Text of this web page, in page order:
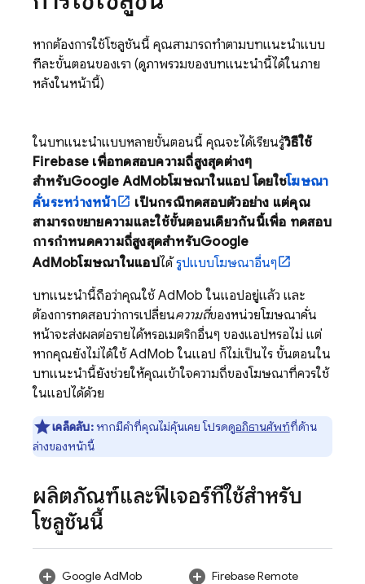
หากต้องการใช้โซลูชันนี้ คุณสามารถทำตามบทแนะนำแบบ
ทีละขั้นตอนของเรา (ดูภาพรวมของบทแนะนำนี้ได้ในภาย
หลังในหน้านี้)
ในบทแนะนำแบบหลายขั้นตอนนี้ คุณจะได้เรียนรู้วิธีใช้
Firebase เพื่อทดสอบความถี่สูงสุดต่างๆ
สำหรับGoogle AdMobโฆษณาในแอป โดยใช้โฆษณา
คั่นระหว่างหน้า
เป็นกรณีทดสอบตัวอย่าง แต่คุณ
สามารถขยายความและใช้ขั้นตอนเดียวกันนี้เพื่อ ทดสอบ
การกำหนดความถี่สูงสุดสำหรับGoogle
AdMobโฆษณาในแอปได้รูปแบบโฆษณาอื่นๆ
บทแนะนำนี้ถือว่าคุณใช้AdMob ในแอปอยู่แล้ว และ
ต้องการทดสอบว่าการเปลี่ยนความถี่ของหน่วยโฆษณาคั่น
หน้าจะส่งผลต่อรายได้หรือเมตริกอื่นๆ ของแอปหรือไม่ แต่
หากคุณยังไม่ได้ใช้AdMob ในแอป ก็ไม่เป็นไร ขั้นตอนใน
บทแนะนำนี้ยังช่วยให้คุณเข้าใจความถี่ของโฆษณาที่ควรใช้
ในแอปได้ด้วย
เคล็ดลับ:หากมีคำที่คุณไม่คุ้นเคย โปรดดูอภิธานศัพท์ที่ด้าน
ล่างของหน้านี้
ผลิตภัณฑ์และฟีเจอร์ที่ใช้สำหรับ
โซลูชันนี้
Google AdMob
Firebase Remote